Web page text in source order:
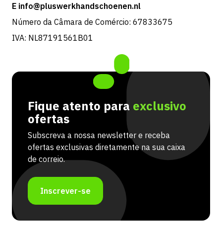
E info@pluswerkhandschoenen.nl
Número da Câmara de Comércio: 67833675
IVA: NL87191561B01
Fique atento para exclusivo
ofertas
Subscreva a nossa newsletter e receba
ofertas exclusivas diretamente na sua caixa
de correio.
Inscrever-se